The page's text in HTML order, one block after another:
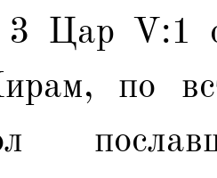
Цар V:1
по